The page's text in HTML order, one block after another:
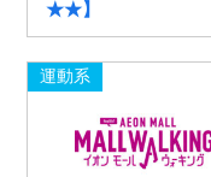
★★】
運動系